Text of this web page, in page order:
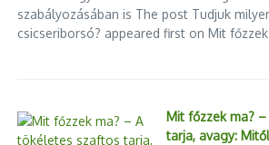
szabályozásában is The post Tudjuk
csicseriborsó? appeared first on Mit
Mit főzzek ma?
tarja, avagy: